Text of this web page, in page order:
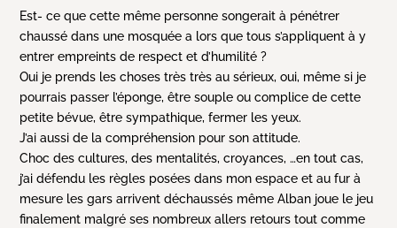
Est- ce que cette même personne songerait à pénétrer
chaussé dans une mosquée a lors que tous s’appliquent à y
entrer empreints de respect et d’humilité ?
Oui je prends les choses très très au sérieux, oui, même si je
pourrais passer l’éponge, être souple ou complice de cette
petite bévue, être sympathique, fermer les yeux.
J’ai aussi de la compréhension pour son attitude.
Choc des cultures, des mentalités, croyances, …en tout cas,
j’ai défendu les règles posées dans mon espace et au fur à
mesure les gars arrivent déchaussés même Alban joue le jeu
finalement malgré ses nombreux allers retours tout comme